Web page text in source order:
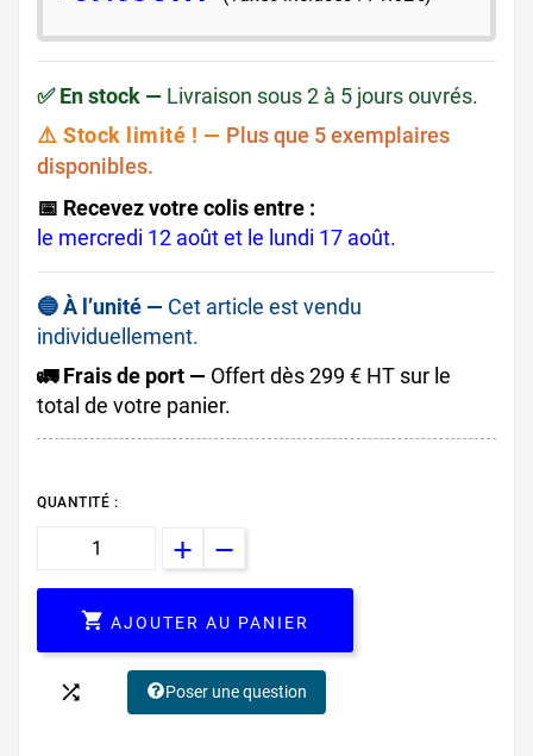
✅ En stock — Livraison sous 2 à 5 jours ouvrés.
⚠️ Stock limité ! — Plus que 5 exemplaires
disponibles.
📅 Recevez votre colis entre :
le mercredi 12 août et le lundi 17 août.
🔵 À l’unité — Cet article est vendu
individuellement.
🚛 Frais de port — Offert dès 299 € HT sur le
total de votre panier.
QUANTITÉ :
 AJOUTER AU PANIER
 Poser une question